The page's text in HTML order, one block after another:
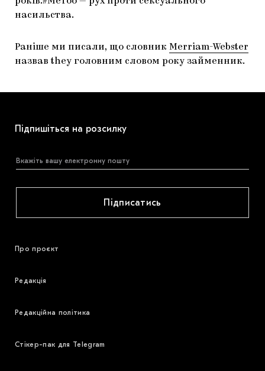
насильства.
Раніше ми писали, що словник Merriam-Webster
назвав they головним словом року займенник.
Підпишіться на розсилку
Підписатись
Про проєкт
Редакція
Редакційна політика
Стікер-пак для Telegram